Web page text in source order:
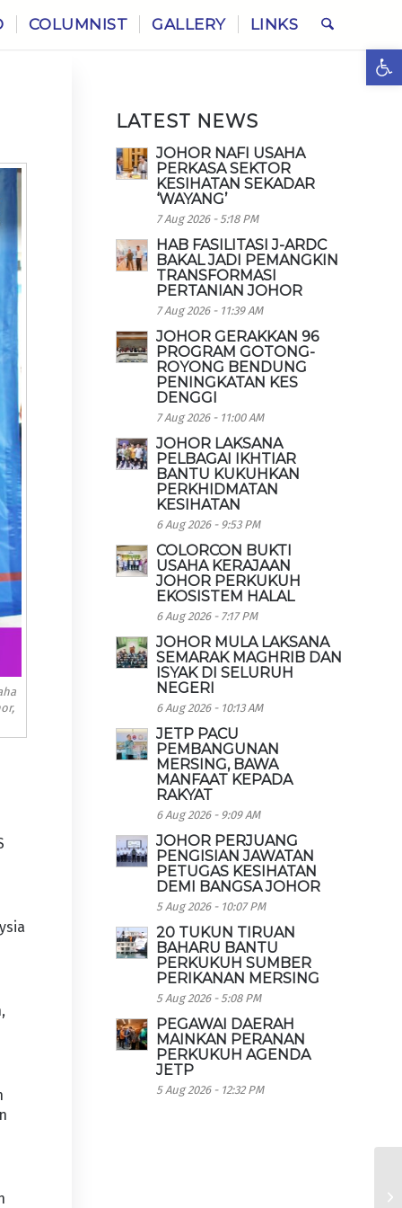
COLUMNIST GALLERY LINKS
LATEST NEWS
JOHOR NAFI USAHA
PERKASA SEKTOR
KESIHATAN SEKADAR
‘WAYANG’
7 Aug 2026 - 5:18 PM
HAB FASILITASI J-ARDC
BAKAL JADI PEMANGKIN
TRANSFORMASI
PERTANIAN JOHOR
7 Aug 2026 - 11:39 AM
JOHOR GERAKKAN 96
PROGRAM GOTONG-
ROYONG BENDUNG
PENINGKATAN KES
DENGGI
7 Aug 2026 - 11:00 AM
JOHOR LAKSANA
PELBAGAI IKHTIAR
BANTU KUKUHKAN
PERKHIDMATAN
KESIHATAN
6 Aug 2026 - 9:53 PM
COLORCON BUKTI
USAHA KERAJAAN
JOHOR PERKUKUH
EKOSISTEM HALAL
6 Aug 2026 - 7:17 PM
JOHOR MULA LAKSANA
SEMARAK MAGHRIB DAN
ISYAK DI SELURUH
NEGERI
6 Aug 2026 - 10:13 AM
JETP PACU
PEMBANGUNAN
MERSING, BAWA
MANFAAT KEPADA
RAKYAT
6 Aug 2026 - 9:09 AM
JOHOR PERJUANG
PENGISIAN JAWATAN
PETUGAS KESIHATAN
DEMI BANGSA JOHOR
5 Aug 2026 - 10:07 PM
20 TUKUN TIRUAN
BAHARU BANTU
PERKUKUH SUMBER
PERIKANAN MERSING
5 Aug 2026 - 5:08 PM
PEGAWAI DAERAH
MAINKAN PERANAN
PERKUKUH AGENDA
JETP
5 Aug 2026 - 12:32 PM